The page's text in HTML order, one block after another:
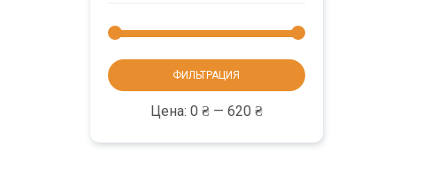
Минимальная
Максимальная
ФИЛЬТРАЦИЯ
Цена: 0 ₴— 620 ₴